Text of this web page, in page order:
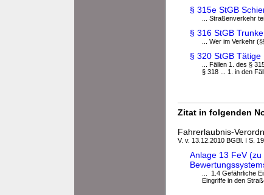
§ 315e StGB
... Straßenverkehr
§ 316 StGB
... Wer im Verkehr
§ 320 StGB Tätige
... Fällen 1. des §
§ 318 ... 1. in den
Zitat in folgenden
Fahrerlaubnis-
V. v. 13.12.2010 BGBl. I S.
Anlage 13 FeV
... 1.4 Gefährliche
Eingriffe in den